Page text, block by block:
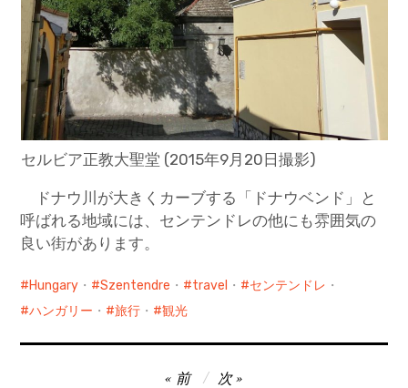
セルビア正教大聖堂 (2015年9月20日撮影)
ドナウ川が大きくカーブする「ドナウベンド」と
呼ばれる地域には、センテンドレの他にも雰囲気の
良い街があります。
Hungary ・ Szentendre ・ travel ・ センテンドレ ・
ハンガリー ・ 旅行 ・ 観光
前 次